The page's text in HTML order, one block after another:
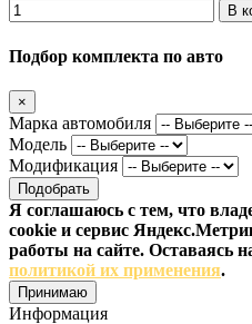
В
Подбор комплекта по авто
×
Марка автомобиля
Модель
Модификация
Подобрать
Я соглашаюсь с тем, что
cookie и сервис
работы на сайте. Оставаясь
политикой их применения.
Принимаю
Информация